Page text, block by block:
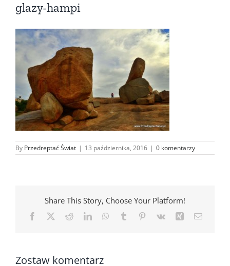
glazy-hampi
By Przedreptać Świat | 13 października, 2016 | 0 komentarzy
Share This Story, Choose Your Platform!
Facebook RedditLinkedInWhatsApp
Tumblr Pinterest
Vk Xing Email
Zostaw komentarz